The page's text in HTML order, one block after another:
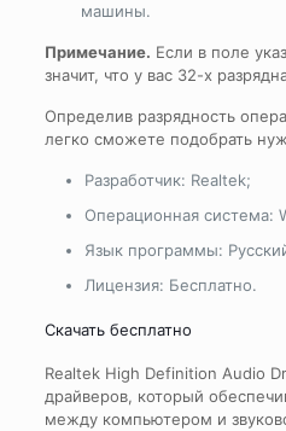
машины.
Примечание. Если в поле
значит, что у вас 32-х
Определив разрядность
легко сможете подобрать
Разработчик: Realtek;
Операционная система:
Язык программы:
Лицензия: Бесплатно.
Скачать бесплатно
Realtek High Definition Audio
драйверов, который
между компьютером и